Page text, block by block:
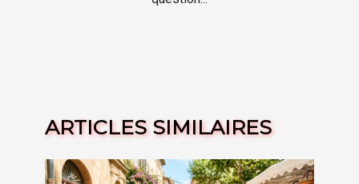
ARTICLES SIMILAIRES